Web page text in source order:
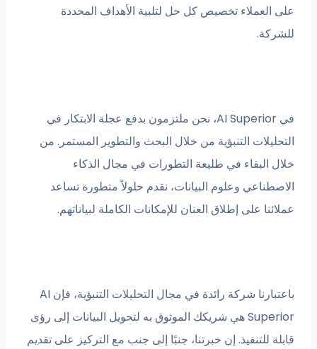
تخصيص كل حل لتلبية الأهداف المحددة
في AI Superior، نحن ملتزمون بدفع عجلة الابتكار في
التنبؤية من خلال البحث والتطوير المستمر. من
في طليعة التطورات في مجال الذكاء
وعلوم البيانات، نقدم حلولاً متطورة تساعد
على إطلاق العنان للإمكانات الكاملة لبياناتهم.
باعتبارنا شركة رائدة في مجال التحليلات التنبؤية، فإن AI
Superior هي شريكك الموثوق به لتحويل البيانات إلى رؤى
إن خبرتنا، جنبًا إلى جنب مع التركيز على تقديم